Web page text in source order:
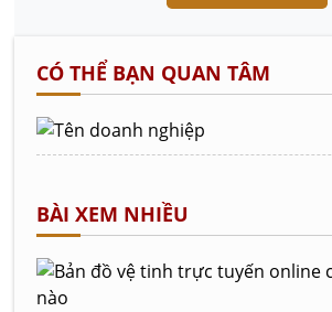
CÓ THỂ BẠN QUAN TÂM
BÀI XEM NHIỀU